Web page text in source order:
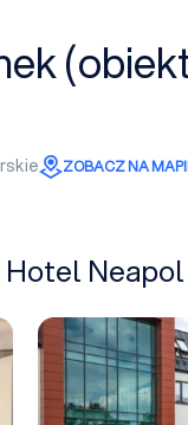
ZOBACZ NA
do zapytania
Hotel Austeria